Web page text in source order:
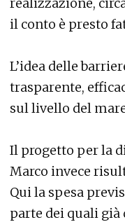
il conto è presto
L’idea delle
trasparente,
sul livello del
Il progetto per la
Marco invece
Qui la spesa
parte dei quali